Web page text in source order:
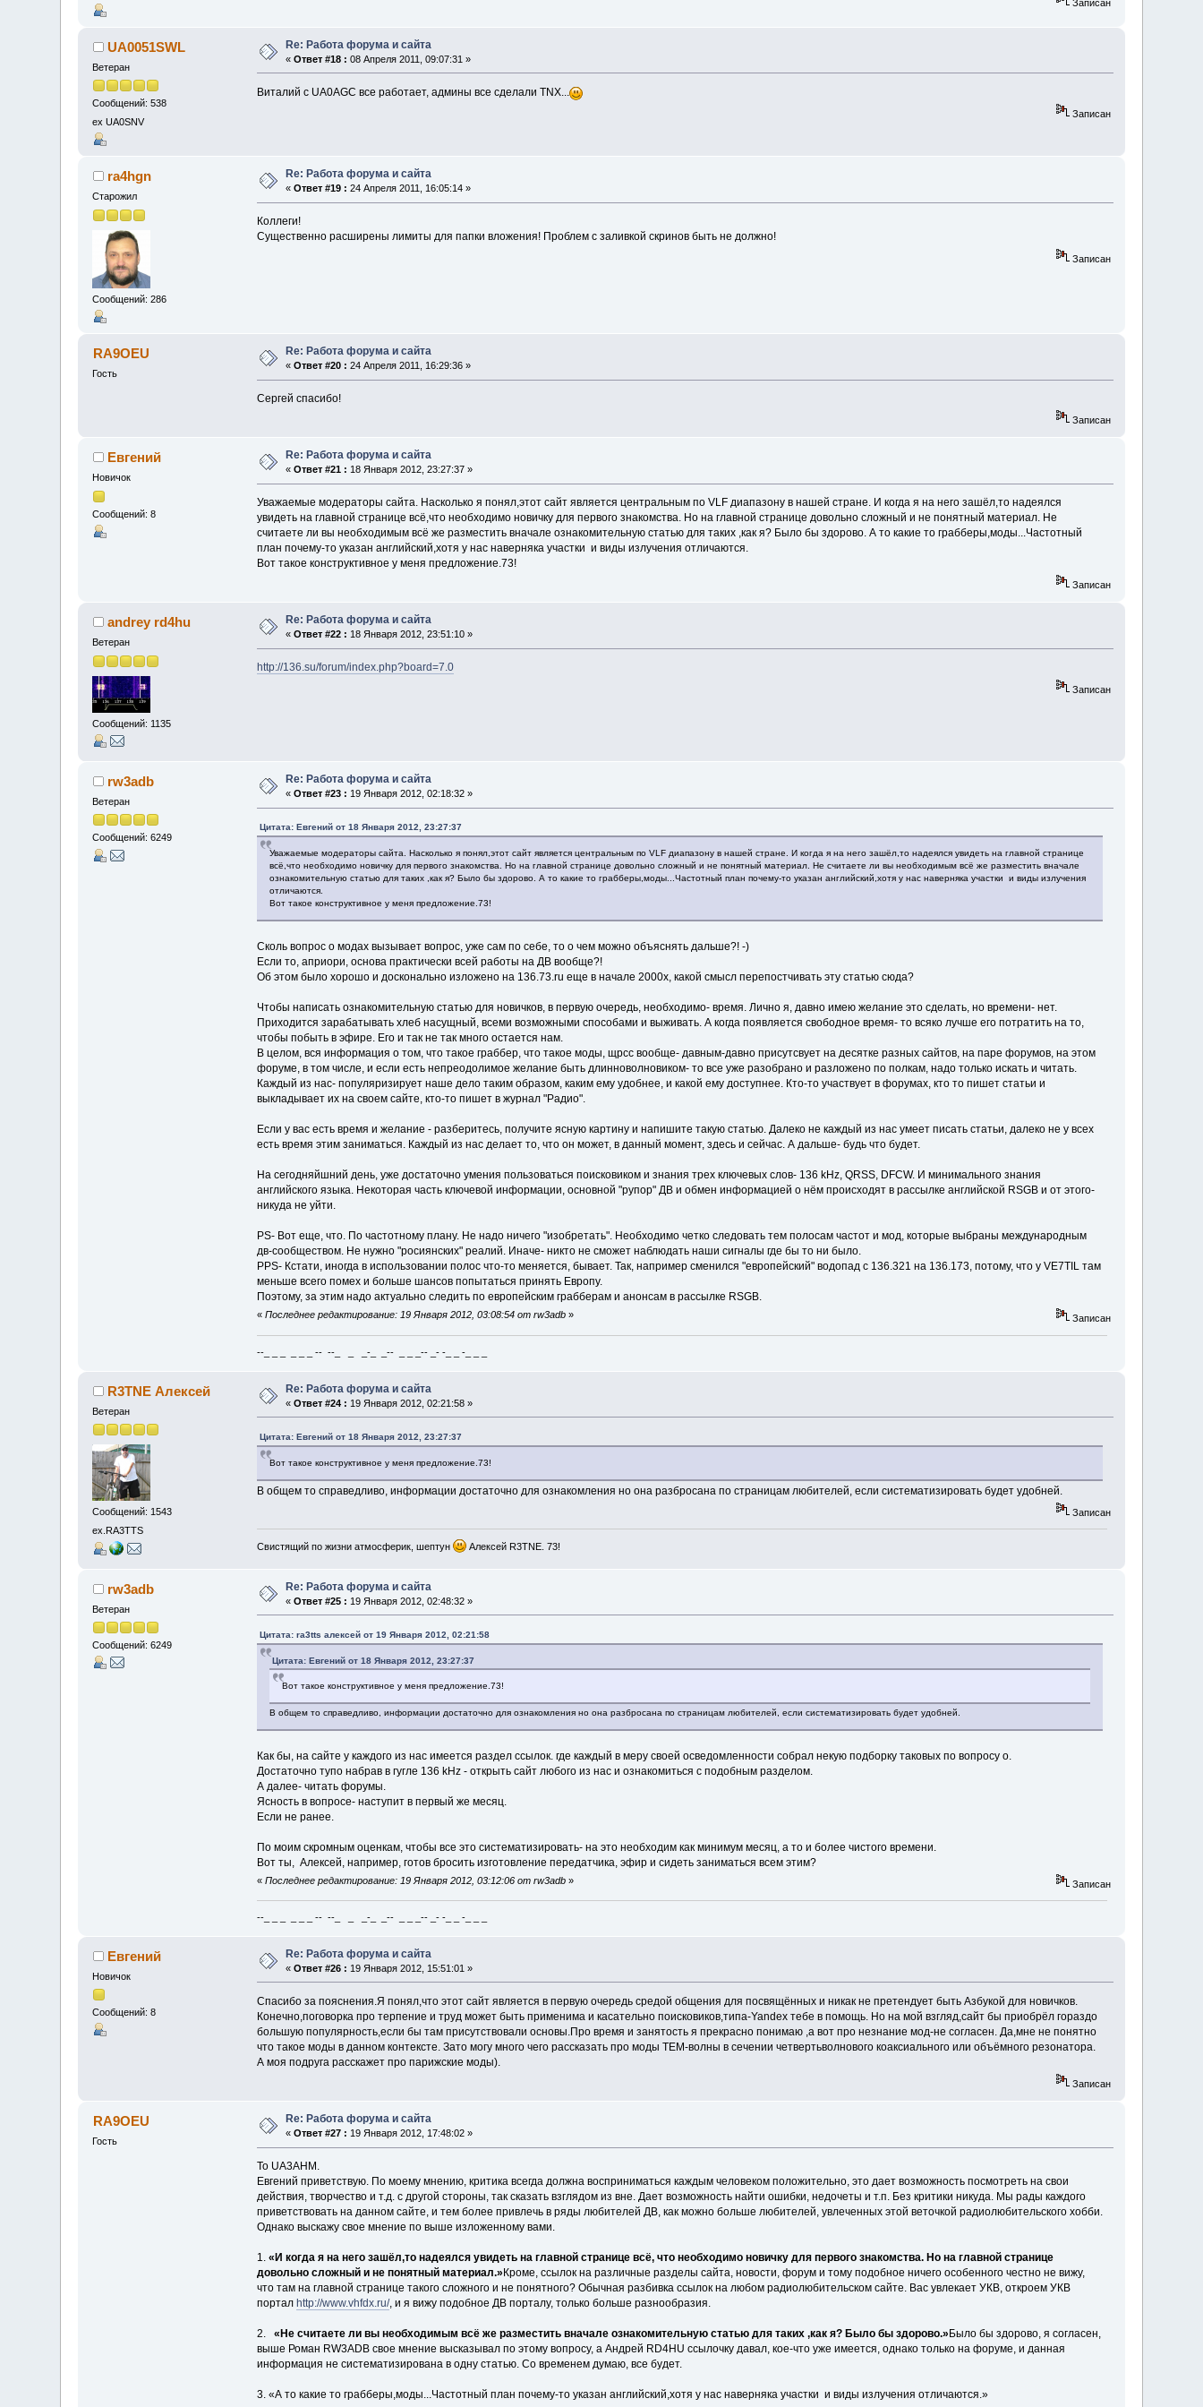
Записан
UA0051SWL
Ветеран
Сообщений: 538
ex UA0SNV
Re: Работа форума и сайта
«Ответ #18 : 08 Апреля 2011, 09:07:31 »
Виталий с UA0AGC все работает, админы все сделали TNX...
Записан
ra4hgn
Старожил
Сообщений: 286
Re: Работа форума и сайта
«Ответ #19 : 24 Апреля 2011, 16:05:14 »
Коллеги!
Существенно расширены лимиты для папки вложения! Проблем с заливкой скринов быть не должно!
Записан
RA9OEU
Гость
Re: Работа форума и сайта
«Ответ #20 : 24 Апреля 2011, 16:29:36 »
Сергей спасибо!
Записан
Евгений
Новичок
Сообщений: 8
Re: Работа форума и сайта
«Ответ #21 : 18 Января 2012, 23:27:37 »
Уважаемые модераторы сайта. Насколько я понял,этот сайт является центральным по VLF диапазону в нашей стране. И когда я на него зашёл,то надеялся
увидеть на главной странице всё,что необходимо новичку для первого знакомства. Но на главной странице довольно сложный и не понятный материал. Не
считаете ли вы необходимым всё же разместить вначале ознакомительную статью для таких ,как я? Было бы здорово. А то какие то грабберы,моды...Частотный
план почему-то указан английский,хотя у нас наверняка участки и виды излучения отличаются.
Вот такое конструктивное у меня предложение.73!
Записан
andrey rd4hu
Ветеран
Сообщений: 1135
Re: Работа форума и сайта
«Ответ #22 : 18 Января 2012, 23:51:10 »
http://136.su/forum/index.php?board=7.0
Записан
rw3adb
Ветеран
Сообщений: 6249
Re: Работа форума и сайта
«Ответ #23 : 19 Января 2012, 02:18:32 »
Цитата: Евгений от 18 Января 2012, 23:27:37
Уважаемые модераторы сайта. Насколько я понял,этот сайт является центральным по VLF диапазону в нашей стране. И когда я на него зашёл,то надеялся увидеть на главной странице
всё,что необходимо новичку для первого знакомства. Но на главной странице довольно сложный и не понятный материал. Не считаете ли вы необходимым всё же разместить вначале
ознакомительную статью для таких ,как я? Было бы здорово. А то какие то грабберы,моды...Частотный план почему-то указан английский,хотя у нас наверняка участки и виды излучения
отличаются.
Вот такое конструктивное у меня предложение.73!
Сколь вопрос о модах вызывает вопрос, уже сам по себе, то о чем можно объяснять дальше?! -)
Если то, априори, основа практически всей работы на ДВ вообще?!
Об этом было хорошо и досконально изложено на 136.73.ru еще в начале 2000х, какой смысл перепостчивать эту статью сюда?
Чтобы написать ознакомительную статью для новичков, в первую очередь, необходимо- время. Лично я, давно имею желание это сделать, но времени- нет.
Приходится зарабатывать хлеб насущный, всеми возможными способами и выживать. А когда появляется свободное время- то всяко лучше его потратить на то,
чтобы побыть в эфире. Его и так не так много остается нам.
В целом, вся информация о том, что такое граббер, что такое моды, щрсс вообще- давным-давно присутсвует на десятке разных сайтов, на паре форумов, на этом
форуме, в том числе, и если есть непреодолимое желание быть длинноволновиком- то все уже разобрано и разложено по полкам, надо только искать и читать.
Каждый из нас- популяризирует наше дело таким образом, каким ему удобнее, и какой ему доступнее. Кто-то участвует в форумах, кто то пишет статьи и
выкладывает их на своем сайте, кто-то пишет в журнал "Радио".
Если у вас есть время и желание - разберитесь, получите ясную картину и напишите такую статью. Далеко не каждый из нас умеет писать статьи, далеко не у всех
есть время этим заниматься. Каждый из нас делает то, что он может, в данный момент, здесь и сейчас. А дальше- будь что будет.
На сегодняйшний день, уже достаточно умения пользоваться поисковиком и знания трех ключевых слов- 136 kHz, QRSS, DFCW. И минимального знания
английского языка. Некоторая часть ключевой информации, основной "рупор" ДВ и обмен информацией о нём происходят в рассылке английской RSGB и от этого-
никуда не уйти.
PS- Вот еще, что. По частотному плану. Не надо ничего "изобретать". Необходимо четко следовать тем полосам частот и мод, которые выбраны международным
дв-сообществом. Не нужно "росиянских" реалий. Иначе- никто не сможет наблюдать наши сигналы где бы то ни было.
PPS- Кстати, иногда в использовании полос что-то меняется, бывает. Так, например сменился "европейский" водопад с 136.321 на 136.173, потому, что у VE7TIL там
меньше всего помех и больше шансов попытаться принять Европу.
Поэтому, за этим надо актуально следить по европейским грабберам и анонсам в рассылке RSGB.
« Последнее редактирование: 19 Января 2012, 03:08:54 от rw3adb» Записан
--_ _ _ _ _ _ -- --_ _ _-_ _-- _ _ _-- _- -_ _ -_ _ _
R3TNE Алексей
Ветеран
Сообщений: 1543
ex.RA3TTS
Re: Работа форума и сайта
«Ответ #24 : 19 Января 2012, 02:21:58 »
Цитата: Евгений от 18 Января 2012, 23:27:37
Вот такое конструктивное у меня предложение.73!
В общем то справедливо, информации достаточно для ознакомления но она разбросана по страницам любителей, если систематизировать будет удобней.
Записан
Свистящий по жизни атмосферик, шептун Алексей R3TNE. 73!
rw3adb
Ветеран
Сообщений: 6249
Re: Работа форума и сайта
«Ответ #25 : 19 Января 2012, 02:48:32 »
Цитата: ra3tts алексей от 19 Января 2012, 02:21:58
Цитата: Евгений от 18 Января 2012, 23:27:37
Вот такое конструктивное у меня предложение.73!
В общем то справедливо, информации достаточно для ознакомления но она разбросана по страницам любителей, если систематизировать будет удобней.
Как бы, на сайте у каждого из нас имеется раздел ссылок. где каждый в меру своей осведомленности собрал некую подборку таковых по вопросу о.
Достаточно тупо набрав в гугле 136 kHz - открыть сайт любого из нас и ознакомиться с подобным разделом.
А далее- читать форумы.
Ясность в вопросе- наступит в первый же месяц.
Если не ранее.
По моим скромным оценкам, чтобы все это систематизировать- на это необходим как минимум месяц, а то и более чистого времени.
Вот ты, Алексей, например, готов бросить изготовление передатчика, эфир и сидеть заниматься всем этим?
« Последнее редактирование: 19 Января 2012, 03:12:06 от rw3adb» Записан
--_ _ _ _ _ _ -- --_ _ _-_ _-- _ _ _-- _- -_ _ -_ _ _
Евгений
Новичок
Сообщений: 8
Re: Работа форума и сайта
«Ответ #26 : 19 Января 2012, 15:51:01 »
Спасибо за пояснения.Я понял,что этот сайт является в первую очередь средой общения для посвящённых и никак не претендует быть Азбукой для новичков.
Конечно,поговорка про терпение и труд может быть применима и касательно поисковиков,типа-Yandex тебе в помощь. Но на мой взгляд,сайт бы приобрёл гораздо
большую популярность,если бы там присутствовали основы.Про время и занятость я прекрасно понимаю ,а вот про незнание мод-не согласен. Да,мне не понятно
что такое моды в данном контексте. Зато могу много чего рассказать про моды ТЕМ-волны в сечении четвертьволнового коаксиального или объёмного резонатора.
А моя подруга расскажет про парижские моды).
Записан
RA9OEU
Гость
Re: Работа форума и сайта
«Ответ #27 : 19 Января 2012, 17:48:02 »
To UA3AHM.
Евгений приветствую. По моему мнению, критика всегда должна восприниматься каждым человеком положительно, это дает возможность посмотреть на свои
действия, творчество и т.д. с другой стороны, так сказать взглядом из вне. Дает возможность найти ошибки, недочеты и т.п. Без критики никуда. Мы рады каждого
приветствовать на данном сайте, и тем более привлечь в ряды любителей ДВ, как можно больше любителей, увлеченных этой веточкой радиолюбительского хобби.
Однако выскажу свое мнение по выше изложенному вами.
1. «И когда я на него зашёл,то надеялся увидеть на главной странице всё, что необходимо новичку для первого знакомства. Но на главной странице
довольно сложный и не понятный материал.» Кроме, ссылок на различные разделы сайта, новости, форум и тому подобное ничего особенного честно не вижу,
что там на главной странице такого сложного и не понятного? Обычная разбивка ссылок на любом радиолюбительском сайте. Вас увлекает УКВ, откроем УКВ
портал http://www.vhfdx.ru/, и я вижу подобное ДВ порталу, только больше разнообразия.
2. «Не считаете ли вы необходимым всё же разместить вначале ознакомительную статью для таких ,как я? Было бы здорово.» Было бы здорово, я согласен,
выше Роман RW3ADB свое мнение высказывал по этому вопросу, а Андрей RD4HU ссылочку давал, кое-что уже имеется, однако только на форуме, и данная
информация не систематизирована в одну статью. Со временем думаю, все будет.
3. «А то какие то грабберы,моды...Частотный план почему-то указан английский,хотя у нас наверняка участки и виды излучения отличаются.»